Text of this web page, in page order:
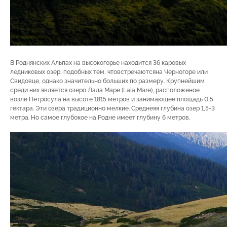
В Роднянских Альпах на высокогорье находится 36 каровых
ледниковых озер, подобных тем, чтовстречаютсяна Черногоре или
Свидовце, однако значительно больших по размеру. Крупнейшим
среди них является озеро Лала Маре (Lala Mare), расположеное
возле Петросула на высоте 1815 метров и занимающее площадь 0,5
гектара. Эти озера традиционно мелкие. Среднеяя глубина озер 1,5-3
метра. Но самое глубокое на Родне имеет глубину 6 метров.